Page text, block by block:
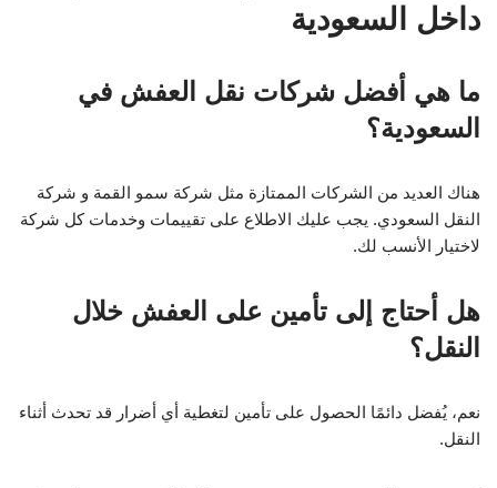
داخل السعودية
ما هي أفضل شركات نقل العفش في
السعودية؟
هناك العديد من الشركات الممتازة مثل شركة سمو القمة و شركة
النقل السعودي. يجب عليك الاطلاع على تقييمات وخدمات كل شركة
لاختيار الأنسب لك.
هل أحتاج إلى تأمين على العفش خلال
النقل؟
نعم، يُفضل دائمًا الحصول على تأمين لتغطية أي أضرار قد تحدث أثناء
النقل.